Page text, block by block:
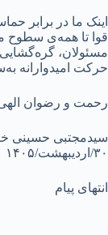
اینک ما در برابر
قوا تا همه‌ی سطوح
مسئولان،
حرکت امیدوارانه
رحمت و رضوان الهی
سیدمجتبی حسینی
۳۰/اردیبهشت/۱۴۰۵
انتهای پیام